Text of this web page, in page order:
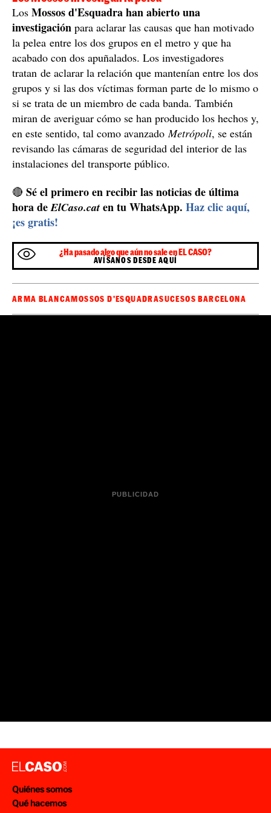
Los Mossos d'Esquadra han abierto una
investigación para aclarar las causas que han motivado
la pelea entre los dos grupos en el metro y que ha
acabado con dos apuñalados. Los investigadores
tratan de aclarar la relación que mantenían entre los dos
grupos y si las dos víctimas forman parte de lo mismo o
si se trata de un miembro de cada banda. También
miran de averiguar cómo se han producido los hechos y,
en este sentido, tal como avanzadoMetrópoli, se están
revisando las cámaras de seguridad del interior de las
instalaciones del transporte público.
🔴 Sé el primero en recibir las noticias de última
hora deElCaso.cat en tu WhatsApp. Haz clic aquí,
¡es gratis!
¿Ha pasado algo que aún no sale en EL CASO?
AVÍSANOS DESDE AQUÍ
ARMA BLANCAMOSSOS D'ESQUADRASUCESOS BARCELONA
Quiénes somos
Qué hacemos